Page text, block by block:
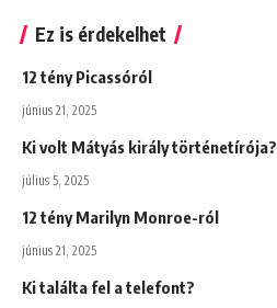
Ez is érdekelhet
12 tény Picassóról
június 21, 2025
Ki volt Mátyás király történetírója?
július 5, 2025
12 tény Marilyn Monroe-ról
június 21, 2025
Ki találta fel a telefont?